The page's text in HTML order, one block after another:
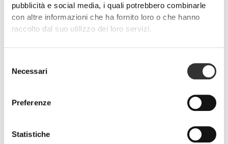
pubblicità e social media, i quali potrebbero combinarle
con altre informazioni che ha fornito loro o che hanno
raccolto dal suo utilizzo dei loro servizi.
delNecessari
Preferenze
Statistiche